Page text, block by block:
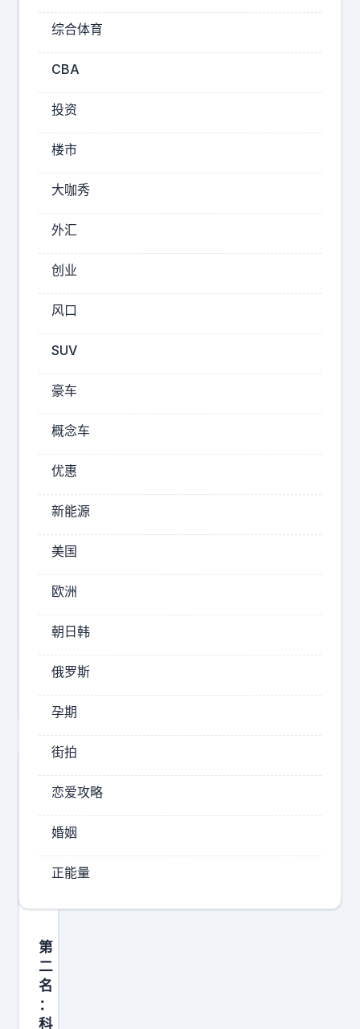
表
示
如
当
自
水
不
是
在
目
睹
科
比
成
为
2026-
08-
06
08:46
湾
区
荣
耀
N
宿
奎
尔
奥
尼
尔
采
访
中
表
第
二
名
：
科
综合体育
CBA
投资
楼市
大咖秀
外汇
创业
风口
SUV
豪车
概念车
优惠
新能源
美国
欧洲
朝日韩
俄罗斯
孕期
街拍
恋爱攻略
婚姻
正能量